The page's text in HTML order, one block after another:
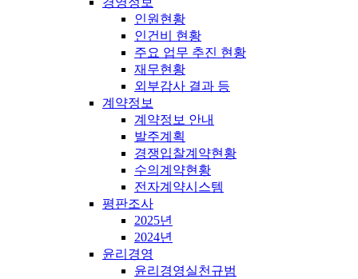
인원현황
인건비 현황
주요 업무 추진 현황
재무현황
외부감사 결과 등
계약정보
계약정보 안내
발주계획
경쟁입찰계약현황
수의계약현황
전자계약시스템
평판조사
2025년
2024년
윤리경영
윤리경영실천규범